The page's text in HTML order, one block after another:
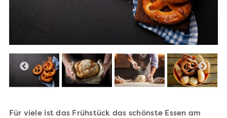
Für viele ist das Frühstück das schönste Essen am